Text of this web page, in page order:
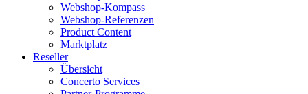
Webshop-Kompass
Webshop-Referenzen
Product Content
Marktplatz
Reseller
Übersicht
Concerto Services